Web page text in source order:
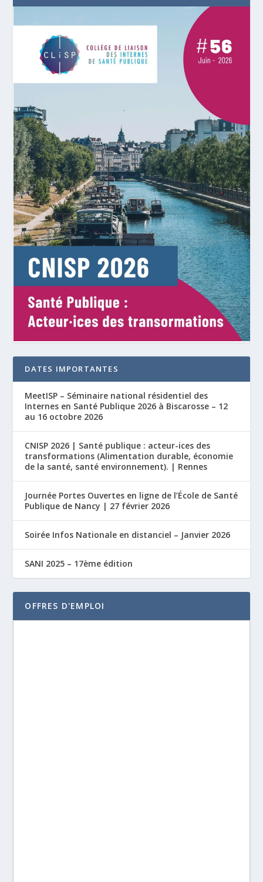
DATES IMPORTANTES
MeetISP – Séminaire national résidentiel des
Internes en Santé Publique 2026 à Biscarosse – 12
au 16 octobre 2026
CNISP 2026 | Santé publique : acteur-ices des
transformations (Alimentation durable, économie
de la santé, santé environnement). | Rennes
Journée Portes Ouvertes en ligne de l’École de Santé
Publique de Nancy | 27 février 2026
Soirée Infos Nationale en distanciel – Janvier 2026
SANI 2025 – 17ème édition
OFFRES D'EMPLOI